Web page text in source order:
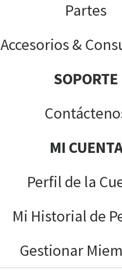
Partes
Accesorios &
SOPORTE
MI
Perfil de la
Mi Historial de
Gestionar